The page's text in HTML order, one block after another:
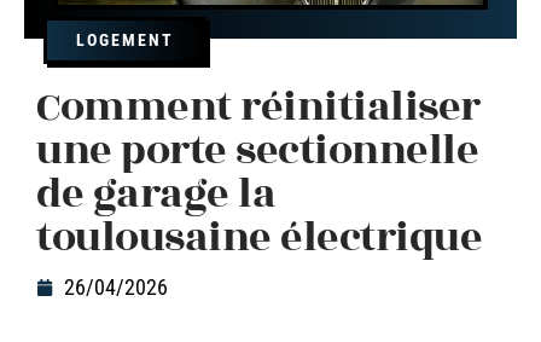
LOGEMENT
Comment réinitialiser
une porte sectionnelle
de garage la
toulousaine électrique
26/04/2026